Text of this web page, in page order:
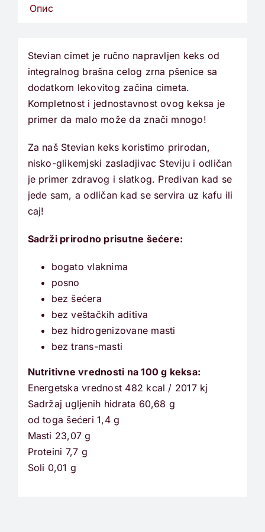
Опис
Stevian cimet je ručno napravljen keks od
integralnog brašna celog zrna pšenice sa
dodatkom lekovitog začina cimeta.
Kompletnost i jednostavnost ovog keksa je
primer da malo može da znači mnogo!
Za naš Stevian keks koristimo prirodan,
nisko-glikemjski zasladjivac Steviju i odličan
je primer zdravog i slatkog. Predivan kad se
jede sam, a odličan kad se servira uz kafu ili
caj!
Sadrži prirodno prisutne šećere:
bogato vlaknima
posno
bez šećera
bez veštačkih aditiva
bez hidrogenizovane masti
bez trans-masti
Nutritivne vrednosti na 100 g keksa:
Energetska vrednost 482 kcal / 2017 kj
Sadržaj ugljenih hidrata 60,68 g
od toga šećeri 1,4 g
Masti 23,07 g
Proteini 7,7 g
Soli 0,01 g